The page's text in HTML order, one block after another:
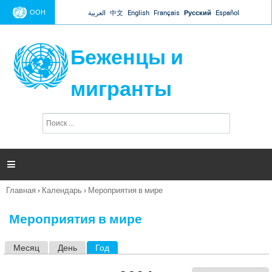
Jump to navigation
ООН العربية 中文 English Français Русский Español
Беженцы и
мигранты
п
и

Вы
Главная › Календарь › Мероприятия в мире
Мероприятия в мире
Месяц День Год